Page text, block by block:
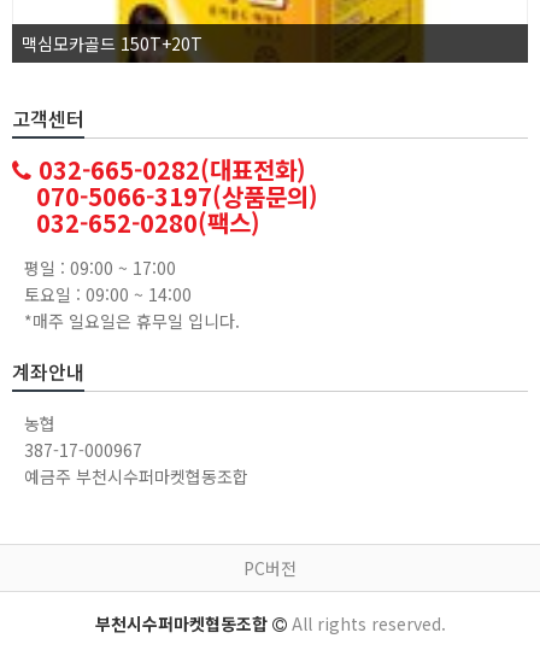
맥심모카골드 150T+20T
고객센터
032-665-0282(대표전화)
070-5066-3197(상품문의)
032-652-0280(팩스)
평일 : 09:00 ~ 17:00
토요일 : 09:00 ~ 14:00
*매주 일요일은 휴무일 입니다.
계좌안내
농협
387-17-000967
예금주 부천시수퍼마켓협동조합
PC버전
부천시수퍼마켓협동조합 All rights reserved.